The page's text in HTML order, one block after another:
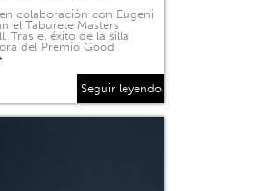
colaboración con Eugeni
el Taburete Masters
Tras el éxito de la silla
del Premio Good
Seguir leyendo